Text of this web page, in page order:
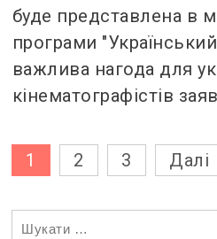
буде представлена в
програми
важлива нагода для
кінематографістів
Пагінація
1 2 3 Далі
Ви